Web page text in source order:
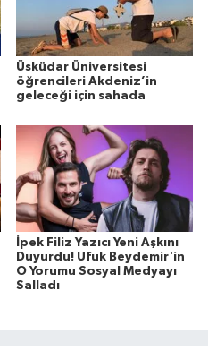
Üsküdar Üniversitesi
öğrencileri Akdeniz’in
geleceği için sahada
İpek Filiz Yazıcı Yeni Aşkını
Duyurdu! Ufuk Beydemir'in
O Yorumu Sosyal Medyayı
Salladı